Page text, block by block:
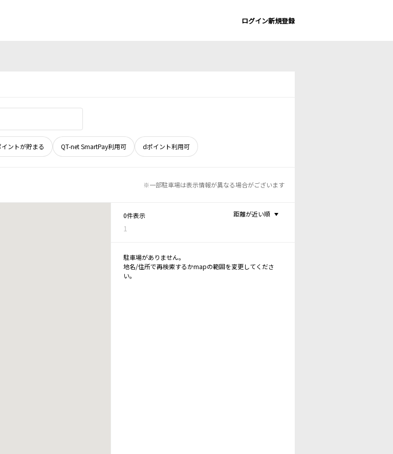
ログイン新規登録
ントが貯まる QT-net SmartPay利用可 dポイント利用可
※一部駐車場は表示情報が異なる場合がございます
0件表示
1
距離が近い順
駐車場がありません。
地名/住所で再検索するかmapの範囲を変更してくださ
い。